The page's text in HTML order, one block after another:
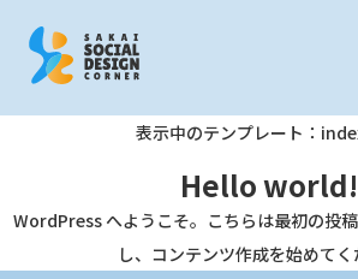
表示中のテンプレート：
Hello world!
WordPress へようこそ。こちらは最初の投
し、コンテンツ作成を始めてく